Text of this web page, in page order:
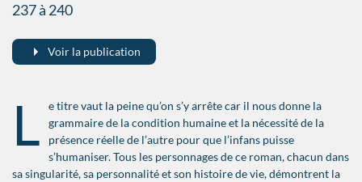
237 à 240
Voir la publication
L
e titre vaut la peine qu’on s’y arrête car il nous donne la
grammaire de la condition humaine et la nécessité de la
présence réelle de l’autre pour que l’infans puisse
s’humaniser. Tous les personnages de ce roman, chacun dans
sa singularité, sa personnalité et son histoire de vie, démontrent la